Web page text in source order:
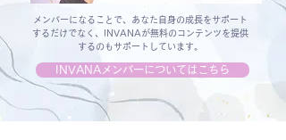
メンバーになることで、あなた自身の成長をサポート
するだけでなく、
INVANAが無料のコンテンツを提供
するのもサポートしています。
INVANAメンバーについてはこちら